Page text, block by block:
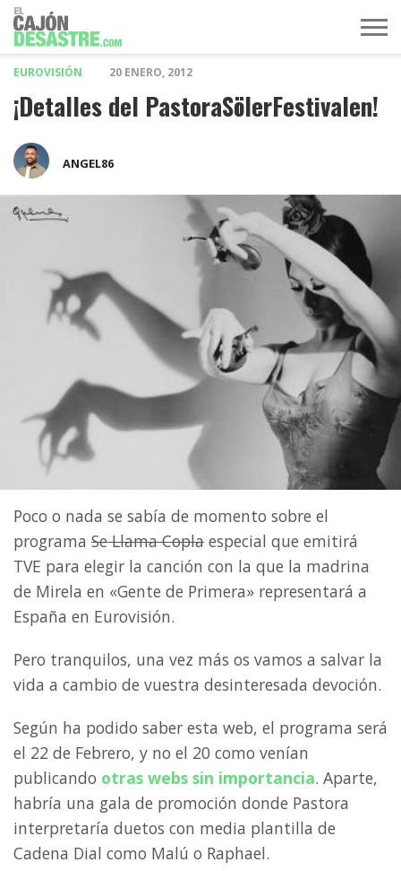
EUROVISIÓN 20 ENERO, 2012
¡Detalles del PastoraSölerFestivalen!
ANGEL86
Poco o nada se sabía de momento sobre el
programa Se Llama Copla especial que emitirá
TVE para elegir la canción con la que la madrina
de Mirela en «Gente de Primera» representará a
España en Eurovisión.
Pero tranquilos, una vez más os vamos a salvar la
vida a cambio de vuestra desinteresada devoción.
Según ha podido saber esta web, el programa será
el 22 de Febrero, y no el 20 como venían
publicando otras webs sin importancia. Aparte,
habría una gala de promoción donde Pastora
interpretaría duetos con media plantilla de
Cadena Dial como Malú o Raphael.